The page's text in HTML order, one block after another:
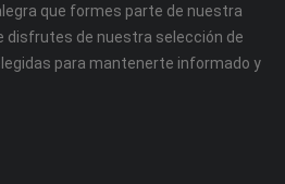
que formes parte de nuestra
disfrutes de nuestra selección de
para mantenerte informado y